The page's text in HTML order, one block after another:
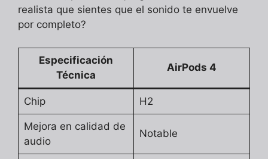
realista que sientes que el sonido te envuelve
por completo?
Especificación
Técnica
AirPods 4
Chip H2
Mejora en calidad de
audio
Notable